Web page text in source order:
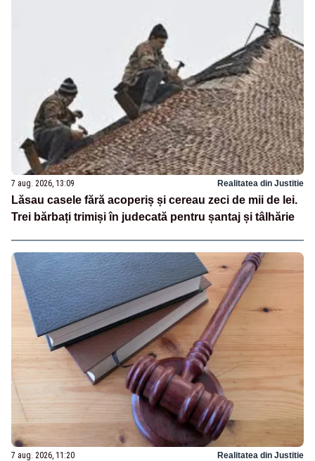
7 aug. 2026, 13:09 Realitatea din Justitie
Lăsau casele fără acoperiș și cereau zeci de mii de lei.
Trei bărbați trimiși în judecată pentru șantaj și tâlhărie
7 aug. 2026, 11:20 Realitatea din Justitie